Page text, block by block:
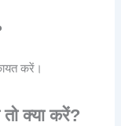
करें।
क्या करें?